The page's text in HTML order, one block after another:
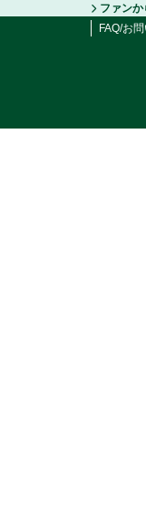
ファン
FAQ/お